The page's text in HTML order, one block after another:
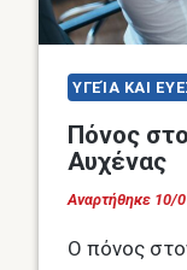
ΥΓΕΊΑ ΚΑΙ
Πόνος
Αυχένας
Αναρτήθηκε 10/
Ο πόνος